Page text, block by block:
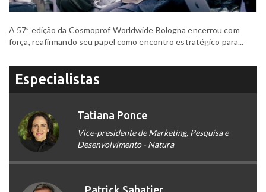
A 57ª edição da Cosmoprof Worldwide Bologna encerrou com
força, reafirmando seu papel como encontro estratégico para...
Especialistas
Tatiana Ponce
Vice-presidente de Marketing, Pesquisa e
Desenvolvimento - Natura